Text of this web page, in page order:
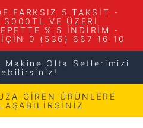
FARKSIZ 5 TAKSİT -
3000TL VE ÜZERİ
% 5 İNDİRİM -
İÇİN 0 (536) 667 16 10
Makine Olta Setlerimizi
GİREN ÜRÜNLERE